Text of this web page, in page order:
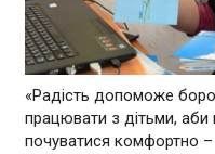
«Радість допоможе
працювати з дітьми,
почуватися комфортно –